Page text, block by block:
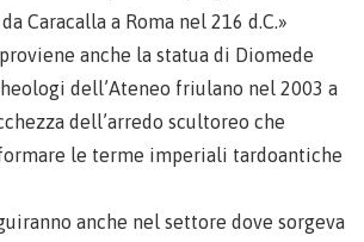
Caracalla a Roma nel 216 d.C.»
anche la statua di Diomede
dell’Ateneo friulano nel 2003 a
dell’arredo scultoreo che
le terme imperiali tardoantiche
anche nel settore dove sorgeva